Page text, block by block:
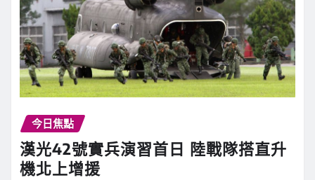
今日焦點
漢光42號實兵演習首日 陸戰隊搭直升
機北上增援